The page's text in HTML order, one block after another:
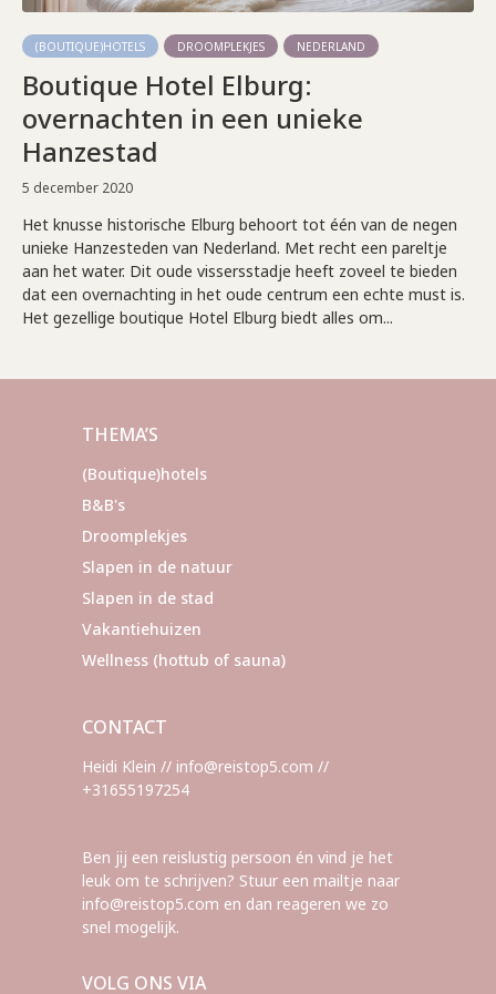
(BOUTIQUE)HOTELS DROOMPLEKJES NEDERLAND
Boutique Hotel Elburg:
overnachten in een unieke
Hanzestad
5 december 2020
Het knusse historische Elburg behoort tot één van de negen
unieke Hanzesteden van Nederland. Met recht een pareltje
aan het water. Dit oude vissersstadje heeft zoveel te bieden
dat een overnachting in het oude centrum een echte must is.
Het gezellige boutique Hotel Elburg biedt alles om...
THEMA’S
(Boutique)hotels
B&B's
Droomplekjes
Slapen in de natuur
Slapen in de stad
Vakantiehuizen
Wellness (hottub of sauna)
CONTACT
Heidi Klein // info@reistop5.com //
+31655197254
Ben jij een reislustig persoon én vind je het
leuk om te schrijven? Stuur een mailtje naar
info@reistop5.com en dan reageren we zo
snel mogelijk.
VOLG ONS VIA